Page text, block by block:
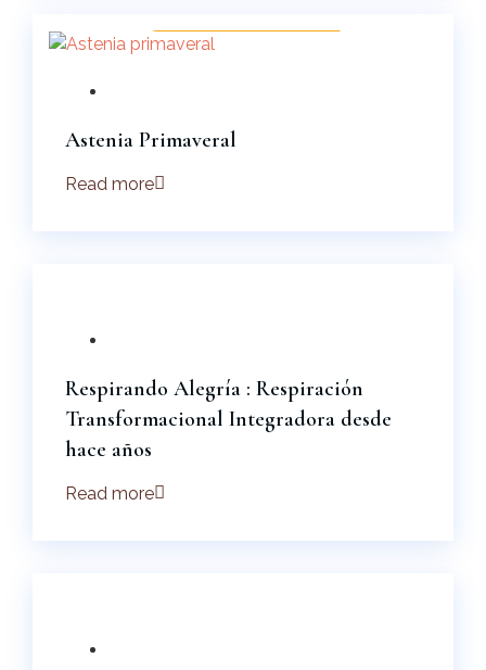
Astenia Primaveral
Read more
Respirando Alegría : Respiración
Transformacional Integradora desde
hace años
Read more